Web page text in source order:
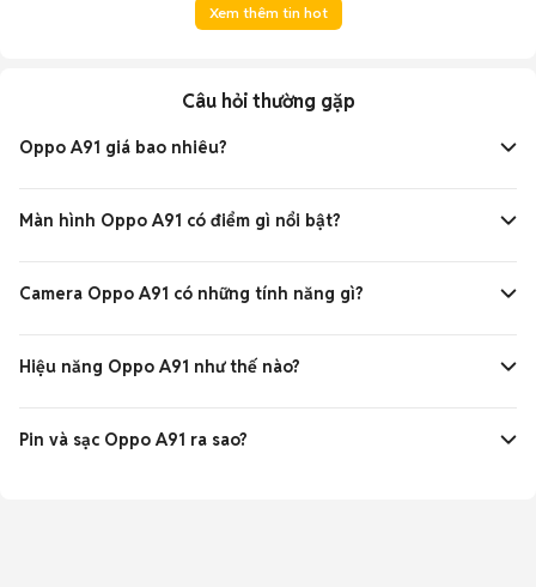
Xem thêm tin hot
Câu hỏi thường gặp
Oppo A91 giá bao nhiêu?
Màn hình Oppo A91 có điểm gì nổi bật?
Camera Oppo A91 có những tính năng gì?
Hiệu năng Oppo A91 như thế nào?
Pin và sạc Oppo A91 ra sao?